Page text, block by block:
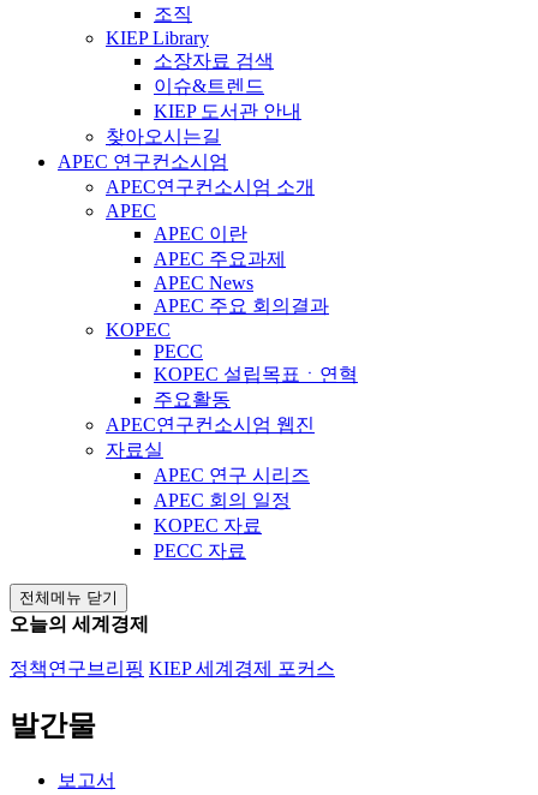
조직
KIEP Library
소장자료 검색
이슈&트렌드
KIEP 도서관 안내
찾아오시는길
APEC 연구컨소시엄
APEC연구컨소시엄 소개
APEC
APEC 이란
APEC 주요과제
APEC News
APEC 주요 회의결과
KOPEC
PECC
KOPEC 설립목표ㆍ연혁
주요활동
APEC연구컨소시엄 웹진
자료실
APEC 연구 시리즈
APEC 회의 일정
KOPEC 자료
PECC 자료
전체메뉴 닫기
오늘의 세계경제
정책연구브리핑 KIEP 세계경제 포커스
발간물
보고서